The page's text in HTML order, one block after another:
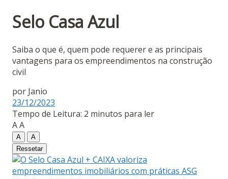
Selo Casa Azul
Saiba o que é, quem pode requerer e as principais
vantagens para os empreendimentos na construção
civil
por Janio
23/12/2023
Tempo de Leitura: 2 minutos para ler
AA
A
A
Ressetar